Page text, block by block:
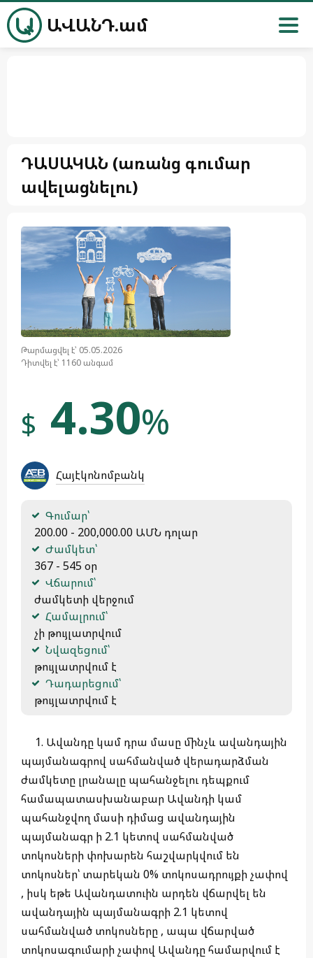
ԱՎԱՆԴ.ամ
ԴԱՍԱԿԱՆ (առանց գումար
ավելացնելու)
Թարմացվել է՝ 05.05.2026
Դիտվել է՝ 1160 անգամ
$ 4.30%
Հայէկոնոմբանկ
Գումար՝
200.00 - 200,000.00 ԱՄՆ դոլար
Ժամկետ՝
367 - 545 օր
Վճարում՝
ժամկետի վերջում
Համալրում՝
չի թույլատրվում
Նվազեցում՝
թույլատրվում է
Դադարեցում՝
թույլատրվում է
1. Ավանդը կամ դրա մասը մինչև ավանդային
պայմանագրով սահմանված վերադարձման
ժամկետը լրանալը պահանջելու դեպքում
համապատասխանաբար Ավանդի կամ
պահանջվող մասի դիմաց ավանդային
պայմանագր ի 2.1 կետով սահմանված
տոկոսների փոխարեն հաշվարկվում են
տոկոսներ՝ տարեկան 0% տոկոսադրույքի չափով
, իսկ եթե Ավանդատուին արդեն վճարվել են
ավանդային պայմանագրի 2.1 կետով
սահմանված տոկոսները , ապա վճարված
տոկոսագումարի չափով Ավանդը համարվում է